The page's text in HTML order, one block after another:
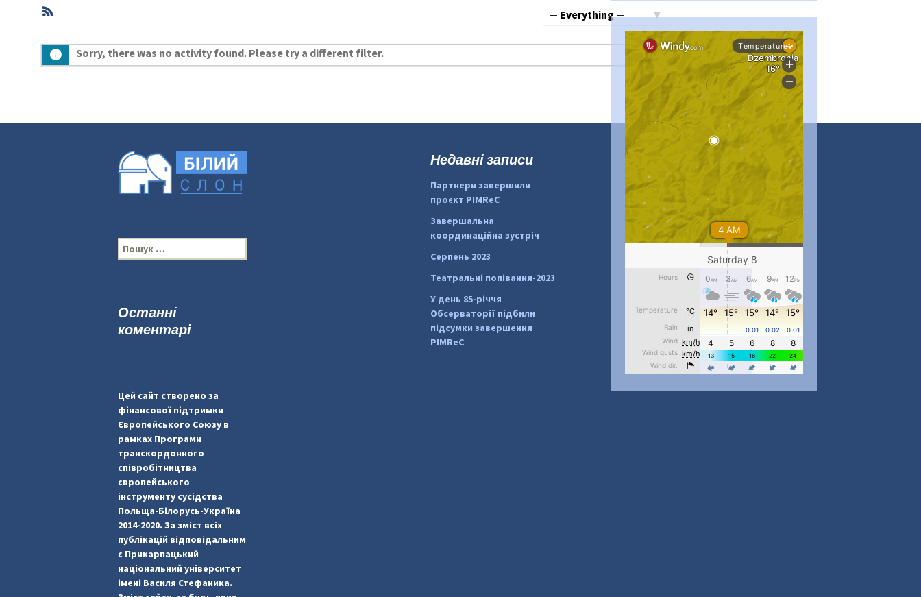
Activities
RSS
Sorry, there was no activity found. Please try a different filter.
#PipIvanToday
#PipIvanWeather
pimrec_project
#PipIvanWeather
...
pimrec_project
П
о
:
Недавні записи
Партнери завершили
проєкт PIMReC
Завершальна
координаційна зустріч
Серпень 2023
Театральні попівання-2023
У день 85-річчя
Обсерваторії підбили
підсумки завершення
PIMReC
Останні
коментарі
Цей сайт створено за
фінансової підтримки
Європейського Союзу в
рамках Програми
транскордонного
співробітництва
європейського
інструменту сусідства
Польща-Білорусь-Україна
2014-2020. За зміст всіх
публікацій відповідальним
є Прикарпацький
національний університет
імені Василя Стефаника.